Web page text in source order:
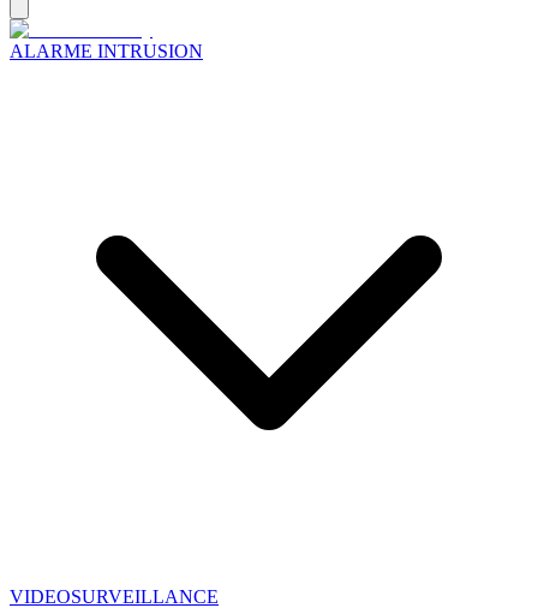
ALARME INTRUSION
VIDEOSURVEILLANCE